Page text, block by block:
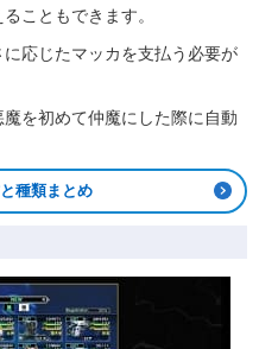
こともできます。
応じたマッカを支払う必要が
を初めて仲魔にした際に自動
種類まとめ